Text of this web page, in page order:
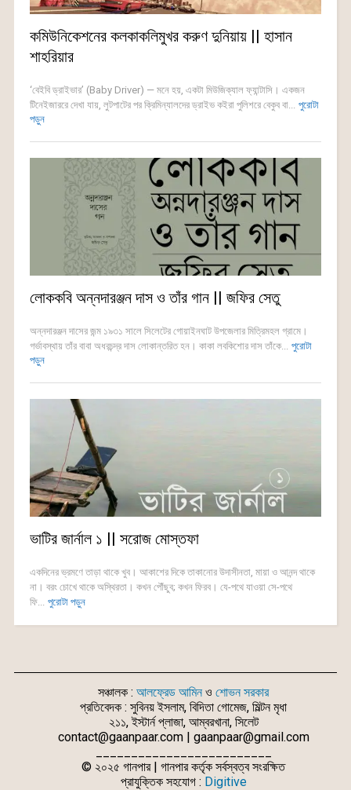
কমিউনিকেশনের কলকাকলিমুখর করুণ দুনিয়ায় || হাসান
শাহরিয়ার
‘বেইবি ড্রাইভার’ (Baby Driver) — মনে হয়, একটা মিউজিক্যাল ফ্যান্টাসি। একজন
টিনেইজাররে দেখা যায়, লুটপাটের পর ক্রিমিন্যালদের ড্রাইভ কইরা পুলিশরে বেকুব বা... পুরোটা
পড়ুন
লোককবি অন্নদারঞ্জন দাস ও তাঁর গান || জফির সেতু
অন্নদারঞ্জন দাসের জন্ম ১৯৩১ সালে সিলেটের গোয়াইনঘাট উপজেলার মিত্রিমহল গ্রামে।
গর্ভাবস্থায় তাঁর বাবা অধরচন্দ্র দাস লোকান্তরিত হন। কাকা লবকিশোর দাস তাঁকে... পুরোটা
পড়ুন
ভাটির জার্নাল ১ || সরোজ মোস্তফা
একদিনের ভ্রমণে তাড়া থাকে খুব। আকাশের দিকে তাকানোর উদাসীনতা, মায়া ও আনন্দ থাকে
না। বরং চোখে থাকে অস্থিরতা। কখন পৌঁছুব; কখন ফিরব। যে-পথে যাওয়া সে-পথে
ফি... পুরোটা পড়ুন
সঞ্চালক : আলফ্রেড আমিনও শোভন সরকার
প্রতিবেদক : সুবিনয় ইসলাম, বিদিতা গোমেজ, মিল্টন মৃধা
২১১, ইস্টার্ন প্লাজা, আম্বরখানা, সিলেট
contact@gaanpaar.com | gaanpaar@gmail.com
© ২০২৫ গানপার | গানপার কর্তৃক সর্বস্বত্ব সংরক্ষিত
প্রাযুক্তিক সহযোগ : Digitive